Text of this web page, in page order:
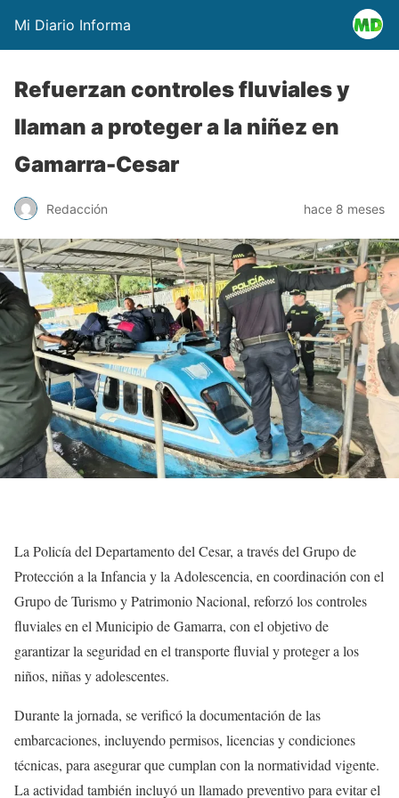
Mi Diario Informa
Refuerzan controles fluviales y
llaman a proteger a la niñez en
Gamarra-Cesar
Redacción hace 8 meses
La Policía del Departamento del Cesar, a través del Grupo de
Protección a la Infancia y la Adolescencia, en coordinación con el
Grupo de Turismo y Patrimonio Nacional, reforzó los controles
fluviales en el Municipio de Gamarra, con el objetivo de
garantizar la seguridad en el transporte fluvial y proteger a los
niños, niñas y adolescentes.
Durante la jornada, se verificó la documentación de las
embarcaciones, incluyendo permisos, licencias y condiciones
técnicas, para asegurar que cumplan con la normatividad vigente.
La actividad también incluyó un llamado preventivo para evitar el